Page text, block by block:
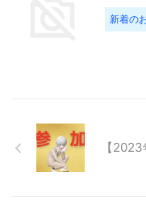
新着の
【